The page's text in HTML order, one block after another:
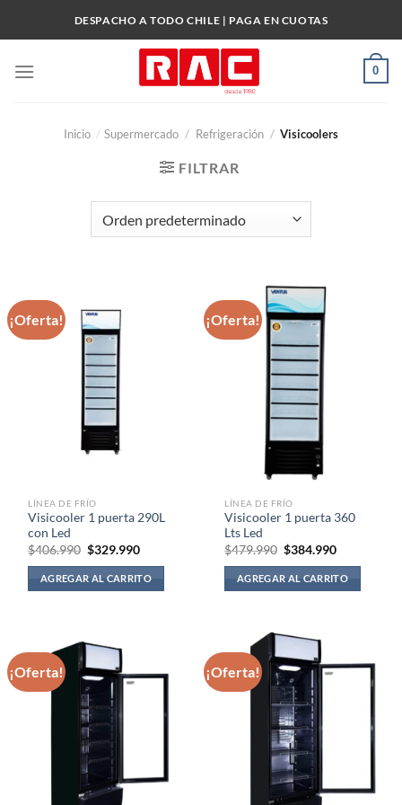
DESPACHO A TODO CHILE | PAGA EN CUOTAS
0
Inicio / Supermercado / Refrigeración / Visicoolers
FILTRAR
¡Oferta!
LÍNEA DE FRÍO
Visicooler 1 puerta 290L
con Led
$406.990 El
original
era:
$406.990.
$329.990El
actual
es:
$329.990.
AGREGAR AL CARRITO
¡Oferta!
LÍNEA DE FRÍO
Visicooler 1 puerta 360
Lts Led
$479.990 El
original
era:
$479.990.
$384.990El
actual
es:
$384.990.
AGREGAR AL CARRITO
¡Oferta! ¡Oferta!